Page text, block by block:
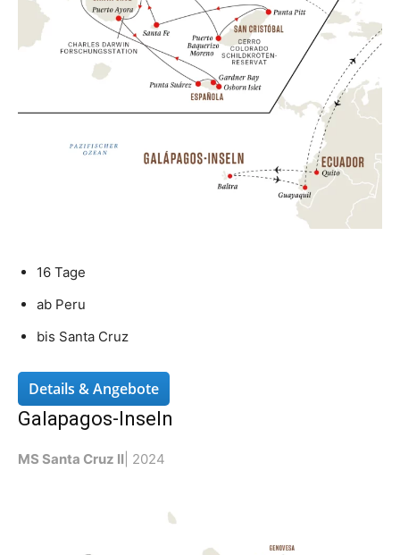
16 Tage
ab Peru
bis Santa Cruz
Details & Angebote
Galapagos-Inseln
MS Santa Cruz II | 2024